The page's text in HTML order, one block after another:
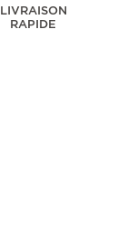
LIVRAISON
RAPIDE